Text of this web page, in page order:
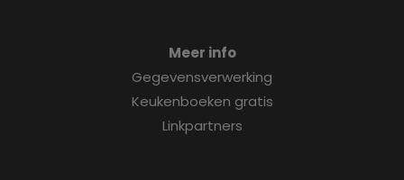
Meer info
Gegevensverwerking
Keukenboeken gratis
Linkpartners